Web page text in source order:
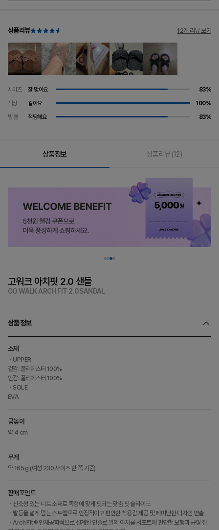
상품리뷰 12개 리뷰 보기
사이즈 잘 맞아요
83%
색상
같아요
100%
발 볼
적당해요 83%
상품정보 상품리뷰(12)
고워크 아치핏 2.0 샌들
GO WALK ARCH FIT 2.0 SANDAL
상품정보
소재
ㆍUPPER
겉감: 폴리에스터 100%
안감: 폴리에스터 100%
ㆍSOLE
EVA
굽높이
약 4 cm
무게
약 165 g (여성 230 사이즈 한 쪽 기준)
판매포인트
ㆍ신축성 있는 니트 소재로 족형에 맞게 핏되는 맞춤 핏 슬라이드
ㆍ발등을 넓게 덮는 스트랩으로 안정적이고 편안한 착용감 제공 및 페미닌한 디자인 연출
ㆍArch Fit® 인체공학적으로 설계된 인솔로 발의 아치를 서포트해 편안한 보행과 균형 잡